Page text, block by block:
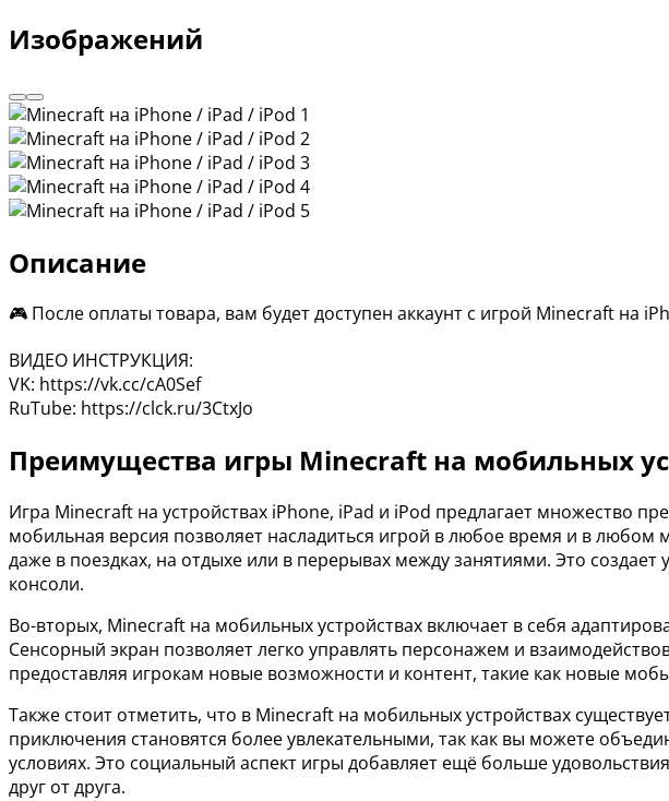
Изображений
Описание
🎮 После оплаты товара, вам будет доступен аккаунт с игрой Minecraft на
ВИДЕО ИНСТРУКЦИЯ:
VK: https://vk.cc/cA0Sef
RuTube: https://clck.ru/3CtxJo
Преимущества игры Minecraft на мобильных
Игра Minecraft на устройствах iPhone, iPad и iPod предлагает множество
мобильная версия позволяет насладиться игрой в любое время и в любом
даже в поездках, на отдыхе или в перерывах между занятиями. Это
консоли.
Во-вторых, Minecraft на мобильных устройствах включает в себя
Сенсорный экран позволяет легко управлять персонажем и
предоставляя игрокам новые возможности и контент, такие как новые
Также стоит отметить, что в Minecraft на мобильных устройствах
приключения становятся более увлекательными, так как вы можете
условиях. Это социальный аспект игры добавляет ещё больше
друг от друга.